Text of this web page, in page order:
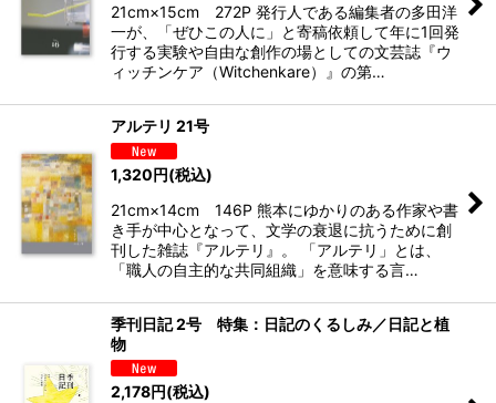
21cm×15cm 272P 発行人である編集者の多田洋
一が、「ぜひこの人に」と寄稿依頼して年に1回発
行する実験や自由な創作の場としての文芸誌『ウ
ィッチンケア（Witchenkare）』の第…
アルテリ 21号
1,320円(税込)
21cm×14cm 146P 熊本にゆかりのある作家や書
き手が中心となって、文学の衰退に抗うために創
刊した雑誌『アルテリ』。 「アルテリ」とは、
「職人の自主的な共同組織」を意味する言…
季刊日記 2号 特集：日記のくるしみ／日記と植
物
2,178円(税込)